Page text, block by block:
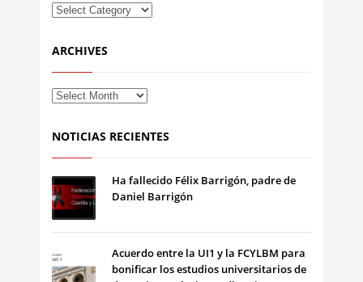
ARCHIVES
NOTICIAS RECIENTES
Ha fallecido Félix Barrigón, padre de
Daniel Barrigón
Acuerdo entre la UI1 y la FCYLBM para
bonificar los estudios universitarios de